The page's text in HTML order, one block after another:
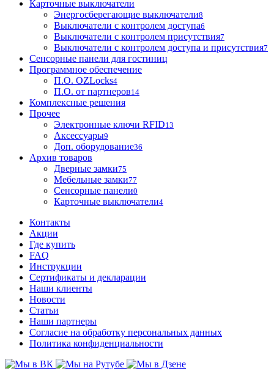
Карточные выключатели
Энергосберегающие выключатели8
Выключатели с контролем доступа6
Выключатели с контролем присутствия7
Выключатели с контролем доступа и присутствия7
Сенсорные панели для гостиниц
Программное обеспечение
П.О. OZLocks4
П.О. от партнеров14
Комплексные решения
Прочее
Электронные ключи RFID13
Аксессуары9
Доп. оборудование36
Архив товаров
Дверные замки75
Мебельные замки77
Сенсорные панели0
Карточные выключатели4
Контакты
Акции
Где купить
FAQ
Инструкции
Сертификаты и декларации
Наши клиенты
Новости
Статьи
Наши партнеры
Согласие на обработку персональных данных
Политика конфиденциальности